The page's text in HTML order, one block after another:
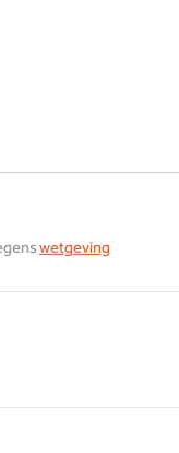
wetgeving